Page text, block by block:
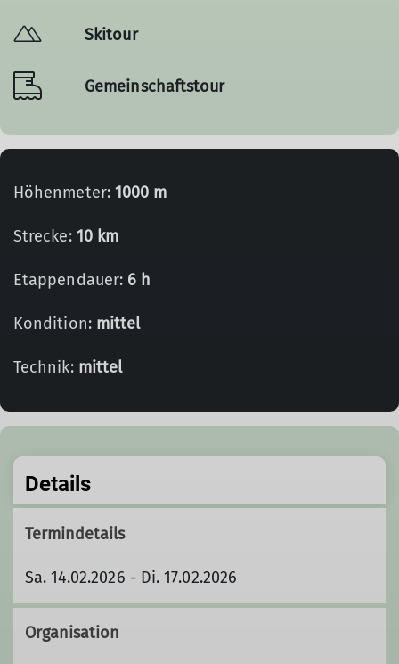
Skitour
Gemeinschaftstour
Höhenmeter: 1000 m
Strecke: 10 km
Etappendauer: 6 h
Kondition: mittel
Technik: mittel
Details
Termindetails
Sa. 14.02.2026 - Di. 17.02.2026
Organisation